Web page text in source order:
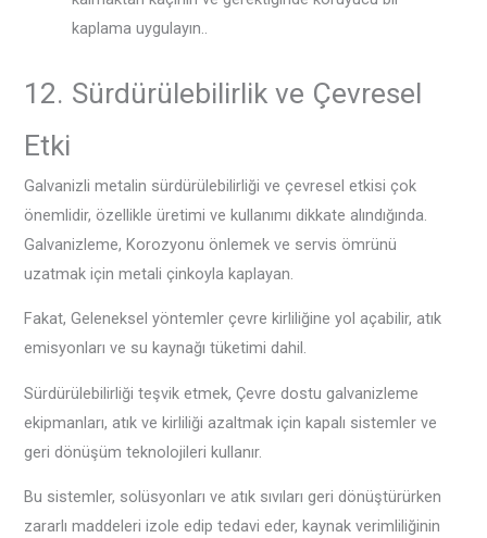
kaplama uygulayın..
12. Sürdürülebilirlik ve Çevresel
Etki
Galvanizli metalin sürdürülebilirliği ve çevresel etkisi çok
önemlidir, özellikle üretimi ve kullanımı dikkate alındığında.
Galvanizleme, Korozyonu önlemek ve servis ömrünü
uzatmak için metali çinkoyla kaplayan.
Fakat, Geleneksel yöntemler çevre kirliliğine yol açabilir, atık
emisyonları ve su kaynağı tüketimi dahil.
Sürdürülebilirliği teşvik etmek, Çevre dostu galvanizleme
ekipmanları, atık ve kirliliği azaltmak için kapalı sistemler ve
geri dönüşüm teknolojileri kullanır.
Bu sistemler, solüsyonları ve atık sıvıları geri dönüştürürken
zararlı maddeleri izole edip tedavi eder, kaynak verimliliğinin